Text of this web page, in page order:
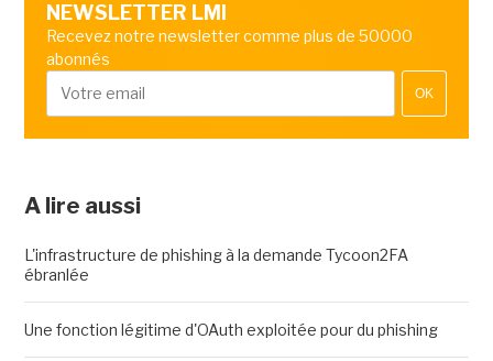
NEWSLETTER LMI
Recevez notre newsletter comme plus de 50000
abonnés
OK
A lire aussi
L'infrastructure de phishing à la demande Tycoon2FA
ébranlée
Une fonction légitime d'OAuth exploitée pour du phishing